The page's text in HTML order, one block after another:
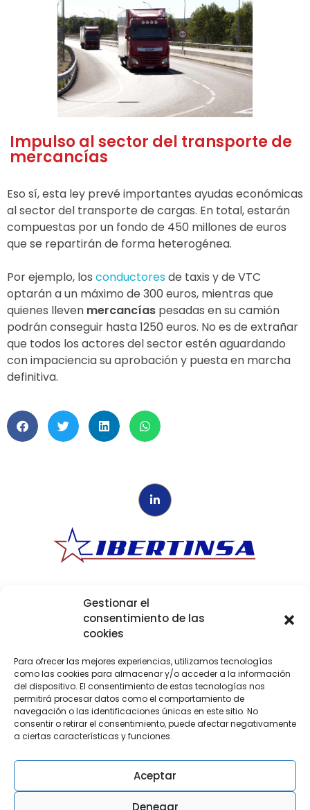
Gestionar el
consentimiento de las
cookies
Para ofrecer las mejores experiencias, utilizamos tecnologías
como las cookies para almacenar y/o acceder a la información
del dispositivo. El consentimiento de estas tecnologías nos
permitirá procesar datos como el comportamiento de
navegación o las identificaciones únicas en este sitio. No
consentir o retirar el consentimiento, puede afectar negativamente
a ciertas características y funciones.
Aceptar
Denegar
Impulso al sector del transporte de
mercancías
Eso sí, esta ley prevé importantes ayudas económicas
al sector del transporte de cargas. En total, estarán
compuestas por un fondo de 450 millones de euros
que se repartirán de forma heterogénea.
Por ejemplo, los conductoresde taxis y de VTC
optarán a un máximo de 300 euros, mientras que
quienes lleven mercancías pesadas en su camión
podrán conseguir hasta 1250 euros. No es de extrañar
que todos los actores del sector estén aguardando
con impaciencia su aprobación y puesta en marcha
definitiva.
cookies | Canal Ético
La empresa ha sido beneficiaria de
las ayudas para la modernización y
digitalización de empresas privadas
de transporte de viajeros y
mercancías por carretera, en el marco
Financiado por la Unión Europea –
Next Generation EU.